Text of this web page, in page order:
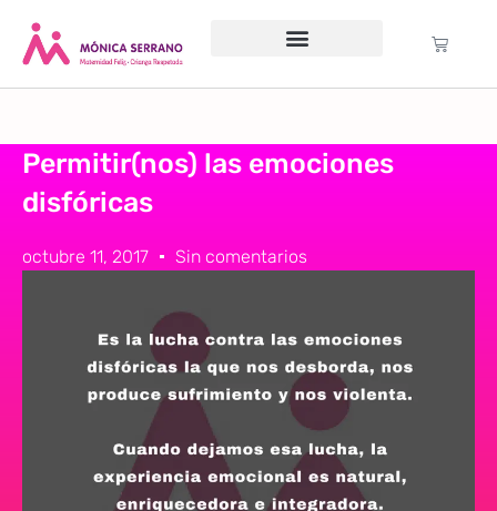
Permitir(nos) las emociones
disfóricas
octubre 11, 2017 Sin comentarios